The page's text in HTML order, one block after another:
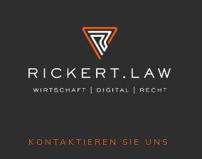
KONTAKTIEREN SIE UNS